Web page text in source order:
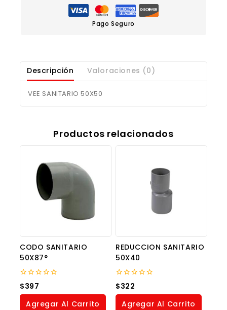
Pago Seguro
Descripción Valoraciones (0)
VEE SANITARIO 50X50
Productos relacionados
CODO SANITARIO
50X87°
0
out
of
$397
Agregar Al Carrito
REDUCCION SANITARIO
50X40
0
out
of
$322
Agregar Al Carrito